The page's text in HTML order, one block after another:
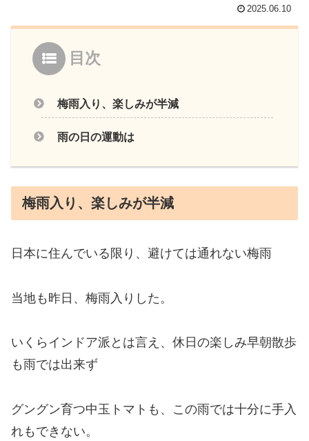
2025.06.10
目次
梅雨入り、楽しみが半減
雨の日の運動は
梅雨入り、楽しみが半減
日本に住んでいる限り、避けては通れない梅雨
当地も昨日、梅雨入りした。
いくらインドア派とは言え、休日の楽しみ早朝散歩
も雨では出来ず
グングン育つ中玉トマトも、この雨では十分に手入
れもできない。